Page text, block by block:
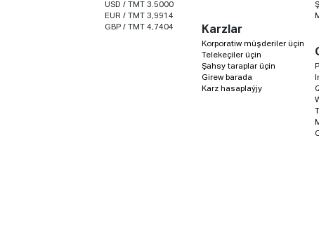
USD / TMT 3.5000
EUR / TMT 3,9914
GBP / TMT 4,7404
Karzlar
Korporatiw müşderiler üçin
Telekeçiler üçin
Şahsy taraplar üçin
Girew barada
Karz hasaplaýjy